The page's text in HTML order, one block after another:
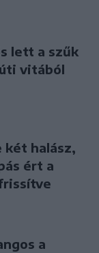
lett a szűk
vitából
halász,
ért a
a